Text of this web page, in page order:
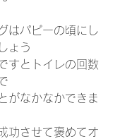
はパピーの頃にし
ょう
すとトイレの回数
がなかなかできま
功させて褒めてオ